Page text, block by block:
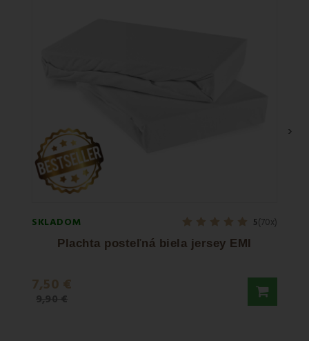
SKLADOM 5(70x)
Plachta posteľná biela jersey EMI
7,50 €
9,90 €
›